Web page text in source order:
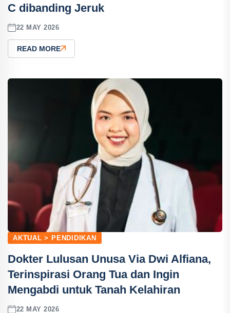
C dibanding Jeruk
22 MAY 2026
READ MORE
AKTUAL > PENDIDIKAN
Dokter Lulusan Unusa Via Dwi Alfiana,
Terinspirasi Orang Tua dan Ingin
Mengabdi untuk Tanah Kelahiran
22 MAY 2026